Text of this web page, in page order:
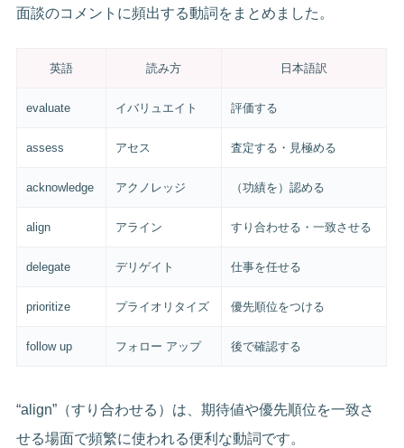
面談のコメントに頻出する動詞をまとめました。
英語 読み方 日本語訳
evaluate イバリュエイト 評価する
assess アセス 査定する・見極める
acknowledge アクノレッジ （功績を）認める
align アライン すり合わせる・一致させる
delegate デリゲイト 仕事を任せる
prioritize プライオリタイズ 優先順位をつける
follow up フォロー アップ 後で確認する
“align”（すり合わせる）は、期待値や優先順位を一致さ
せる場面で頻繁に使われる便利な動詞です。